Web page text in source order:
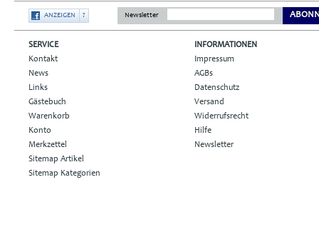
ANZEIGEN ? Newsletter
SERVICE
Kontakt
News
Links
Gästebuch
Warenkorb
Konto
Merkzettel
Sitemap Artikel
Sitemap Kategorien
INFORMATIONEN
Impressum
AGBs
Datenschutz
Versand
Widerrufsrecht
Hilfe
Newsletter